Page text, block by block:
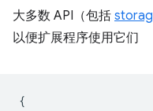
大多数 API（包括
以便扩展程序使用它们
{